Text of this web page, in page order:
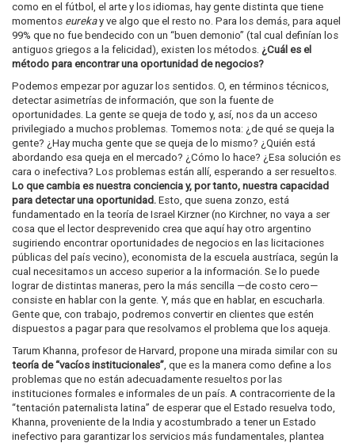
como en el fútbol, el arte y los idiomas, hay gente distinta que tiene
momentos eurekay ve algo que el resto no. Para los demás, para aquel
99% que no fue bendecido con un “buen demonio” (tal cual definían los
antiguos griegos a la felicidad), existen los métodos. ¿Cuál es el
método para encontrar una oportunidad de negocios?
Podemos empezar por aguzar los sentidos. O, en términos técnicos,
detectar asimetrías de información, que son la fuente de
oportunidades. La gente se queja de todo y, así, nos da un acceso
privilegiado a muchos problemas. Tomemos nota: ¿de qué se queja la
gente? ¿Hay mucha gente que se queja de lo mismo? ¿Quién está
abordando esa queja en el mercado? ¿Cómo lo hace? ¿Esa solución es
cara o inefectiva? Los problemas están allí, esperando a ser resueltos.
Lo que cambia es nuestra conciencia y, por tanto, nuestra capacidad
para detectar una oportunidad. Esto, que suena zonzo, está
fundamentado en la teoría de Israel Kirzner (no Kirchner, no vaya a ser
cosa que el lector desprevenido crea que aquí hay otro argentino
sugiriendo encontrar oportunidades de negocios en las licitaciones
públicas del país vecino), economista de la escuela austríaca, según la
cual necesitamos un acceso superior a la información. Se lo puede
lograr de distintas maneras, pero la más sencilla —de costo cero—
consiste en hablar con la gente. Y, más que en hablar, en escucharla.
Gente que, con trabajo, podremos convertir en clientes que estén
dispuestos a pagar para que resolvamos el problema que los aqueja.
Tarum Khanna, profesor de Harvard, propone una mirada similar con su
teoría de “vacíos institucionales”, que es la manera como define a los
problemas que no están adecuadamente resueltos por las
instituciones formales e informales de un país. A contracorriente de la
“tentación paternalista latina” de esperar que el Estado resuelva todo,
Khanna, proveniente de la India y acostumbrado a tener un Estado
inefectivo para garantizar los servicios más fundamentales, plantea